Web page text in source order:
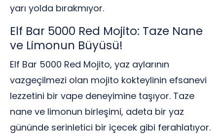
yarı yolda bırakmıyor.
Elf Bar 5000 Red Mojito: Taze Nane
ve Limonun Büyüsü!
Elf Bar 5000 Red Mojito, yaz aylarının
vazgeçilmezi olan mojito kokteylinin efsanevi
lezzetini bir vape deneyimine taşıyor. Taze
nane ve limonun birleşimi, adeta bir yaz
gününde serinletici bir içecek gibi ferahlatıyor.